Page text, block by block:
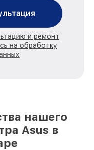
и ремонт
на обработку
нашего
Asus в